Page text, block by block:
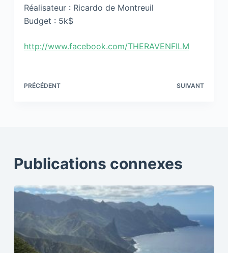
Réalisateur : Ricardo de Montreuil
Budget : 5k$
http://www.facebook.com/THERAVENFILM
PRÉCÉDENT SUIVANT
Publications connexes